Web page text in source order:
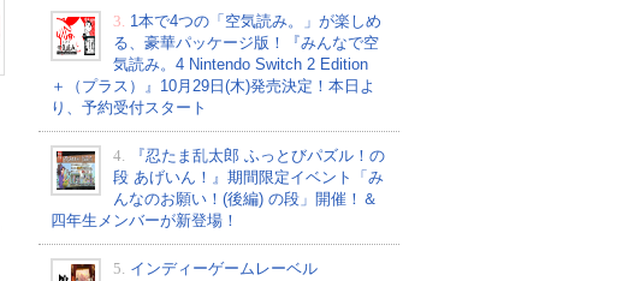
3. 1本で4つの「空気読み。」が楽しめ
る、豪華パッケージ版！『みんなで空
気読み。4 Nintendo Switch 2 Edition
＋（プラス）』10月29日(木)発売決定！本日よ
り、予約受付スタート
4.
『忍たま乱太郎 ふっとびパズル！の
段 あげいん！』期間限定イベント「み
んなのお願い！(後編) の段」開催！＆
四年生メンバーが新登場！
5. インディーゲームレーベル